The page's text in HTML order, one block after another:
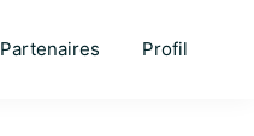
Partenaires Profil